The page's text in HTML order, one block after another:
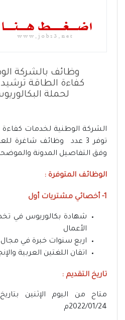
وظائف بالشركة
كفاءة الطاقة ترشيد
لحملة
الشركة الوطنية لخدمات
توفر 3 عدد وظائف شاغرة
وفق التفاصيل المدونة والموضحة
الوظائف المتوفرة :
1- أخصائي مشتريات أول
شهادة بكالوريوس في
الأعمال
اربع سنوات خبرة في
اتقان اللغتين العربية
تاريخ التقديم :
2022/01/24م